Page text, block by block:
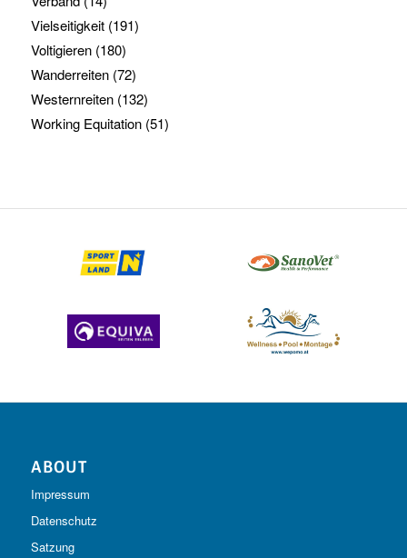
Vielseitigkeit(191)
Voltigieren(180)
Wanderreiten(72)
Westernreiten(132)
Working Equitation(51)
ABOUT
Impressum
Datenschutz
Satzung